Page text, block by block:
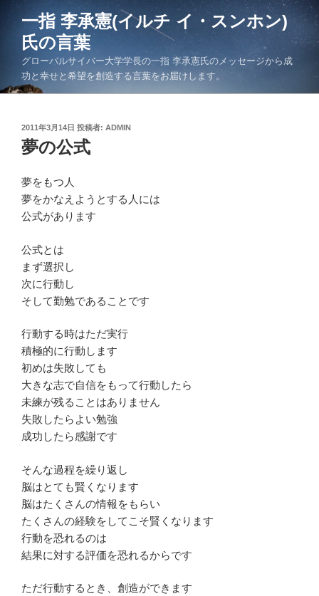
へ
一指 李承憲(イルチ イ・スンホン)
氏の言葉
グローバルサイバー大学学長の一指 李承憲氏のメッセージから成
功と幸せと希望を創造する言葉をお届けします。
投
稿
日:
2011年3月14日 投稿者: ADMIN
夢の公式
夢をもつ人
夢をかなえようとする人には
公式があります
公式とは
まず選択し
次に行動し
そして勤勉であることです
行動する時はただ実行
積極的に行動します
初めは失敗しても
大きな志で自信をもって行動したら
未練が残ることはありません
失敗したらよい勉強
成功したら感謝です
そんな過程を繰り返し
脳はとても賢くなります
脳はたくさんの情報をもらい
たくさんの経験をしてこそ賢くなります
行動を恐れるのは
結果に対する評価を恐れるからです
ただ行動するとき、創造ができます